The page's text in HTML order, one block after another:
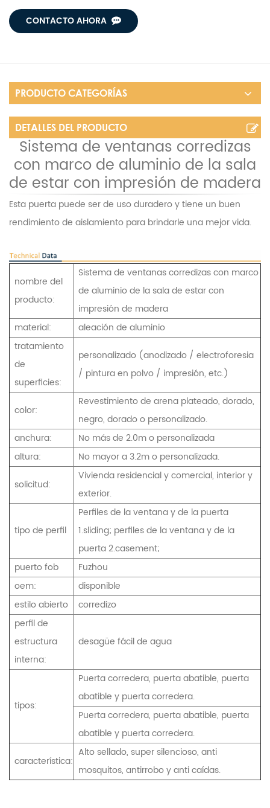
CONTACTO AHORA
PRODUCTO CATEGORÍAS
DETALLES DEL PRODUCTO
Sistema de ventanas corredizas
con marco de aluminio de la sala
de estar con impresión de madera
Esta puerta puede ser de uso duradero y tiene un buen
rendimiento de aislamiento para brindarle una mejor vida.
nombre del
producto:
Sistema de ventanas corredizas con marco
de aluminio de la sala de estar con
impresión de madera
material:
aleación de aluminio
tratamiento
de
superficies:
personalizado (anodizado / electroforesia
/ pintura en polvo / impresión, etc.)
color:
Revestimiento de arena plateado, dorado,
negro, dorado o personalizado.
anchura:
No más de 2.0m o personalizada
altura:
No mayor a 3.2m o personalizada.
solicitud:
Vivienda residencial y comercial, interior y
exterior.
tipo de perfil
Perfiles de la ventana y de la puerta
1.sliding; perfiles de la ventana y de la
puerta 2.casement;
puerto fob
Fuzhou
oem:
disponible
estilo abierto
corredizo
perfil de
estructura
interna:
desagüe fácil de agua
tipos:
Puerta corredera, puerta abatible, puerta
abatible y puerta corredera.
Puerta corredera, puerta abatible, puerta
abatible y puerta corredera.
característica:
Alto sellado, super silencioso, anti
mosquitos, antirrobo y anti caídas.